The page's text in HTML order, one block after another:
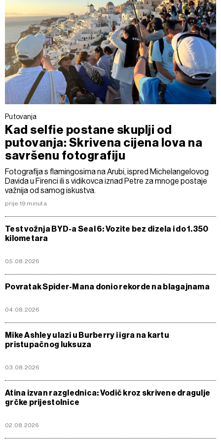
Putovanja
Kad selfie postane skuplji od
putovanja: Skrivena cijena lova na
savršenu fotografiju
Fotografija s flamingosima na Arubi, ispred Michelangelovog
Davida u Firenci ili s vidikovca iznad Petre za mnoge postaje
važnija od samog iskustva.
prije 19 minuta
Test vožnja BYD-a Seal 6: Vozite bez dizela i do 1.350
kilometara
05.08.2026
Povratak Spider-Mana donio rekorde na blagajnama
04.08.2026
Mike Ashley ulazi u Burberry i igra na kartu
pristupačnog luksuza
03.08.2026
Atina izvan razglednica: Vodič kroz skrivene dragulje
grčke prijestolnice
02.08.2026